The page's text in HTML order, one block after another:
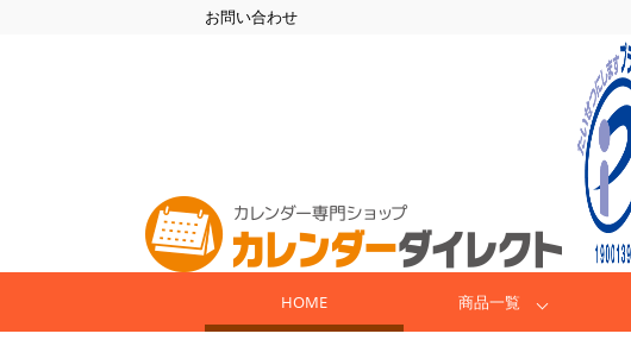
お問い合わせ
HOME 商品一覧